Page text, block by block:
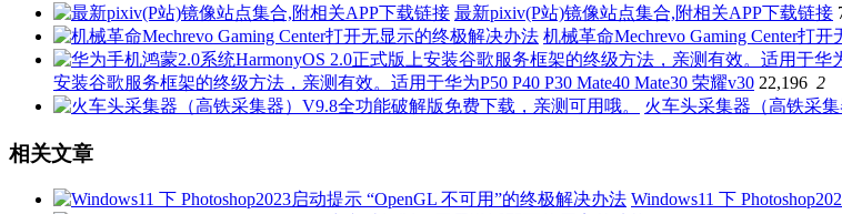
最新pixiv(P站)镜像站点集合,附相关APP下载链接
机械革命Mechrevo Gaming Center打
安装谷歌服务框架的终级方法，亲测有效。适用于华为P50 P40 P30 Mate40 Mate30 荣耀v30 22,196 2
火车头采集器（高铁采
相关文章
Windows11 下